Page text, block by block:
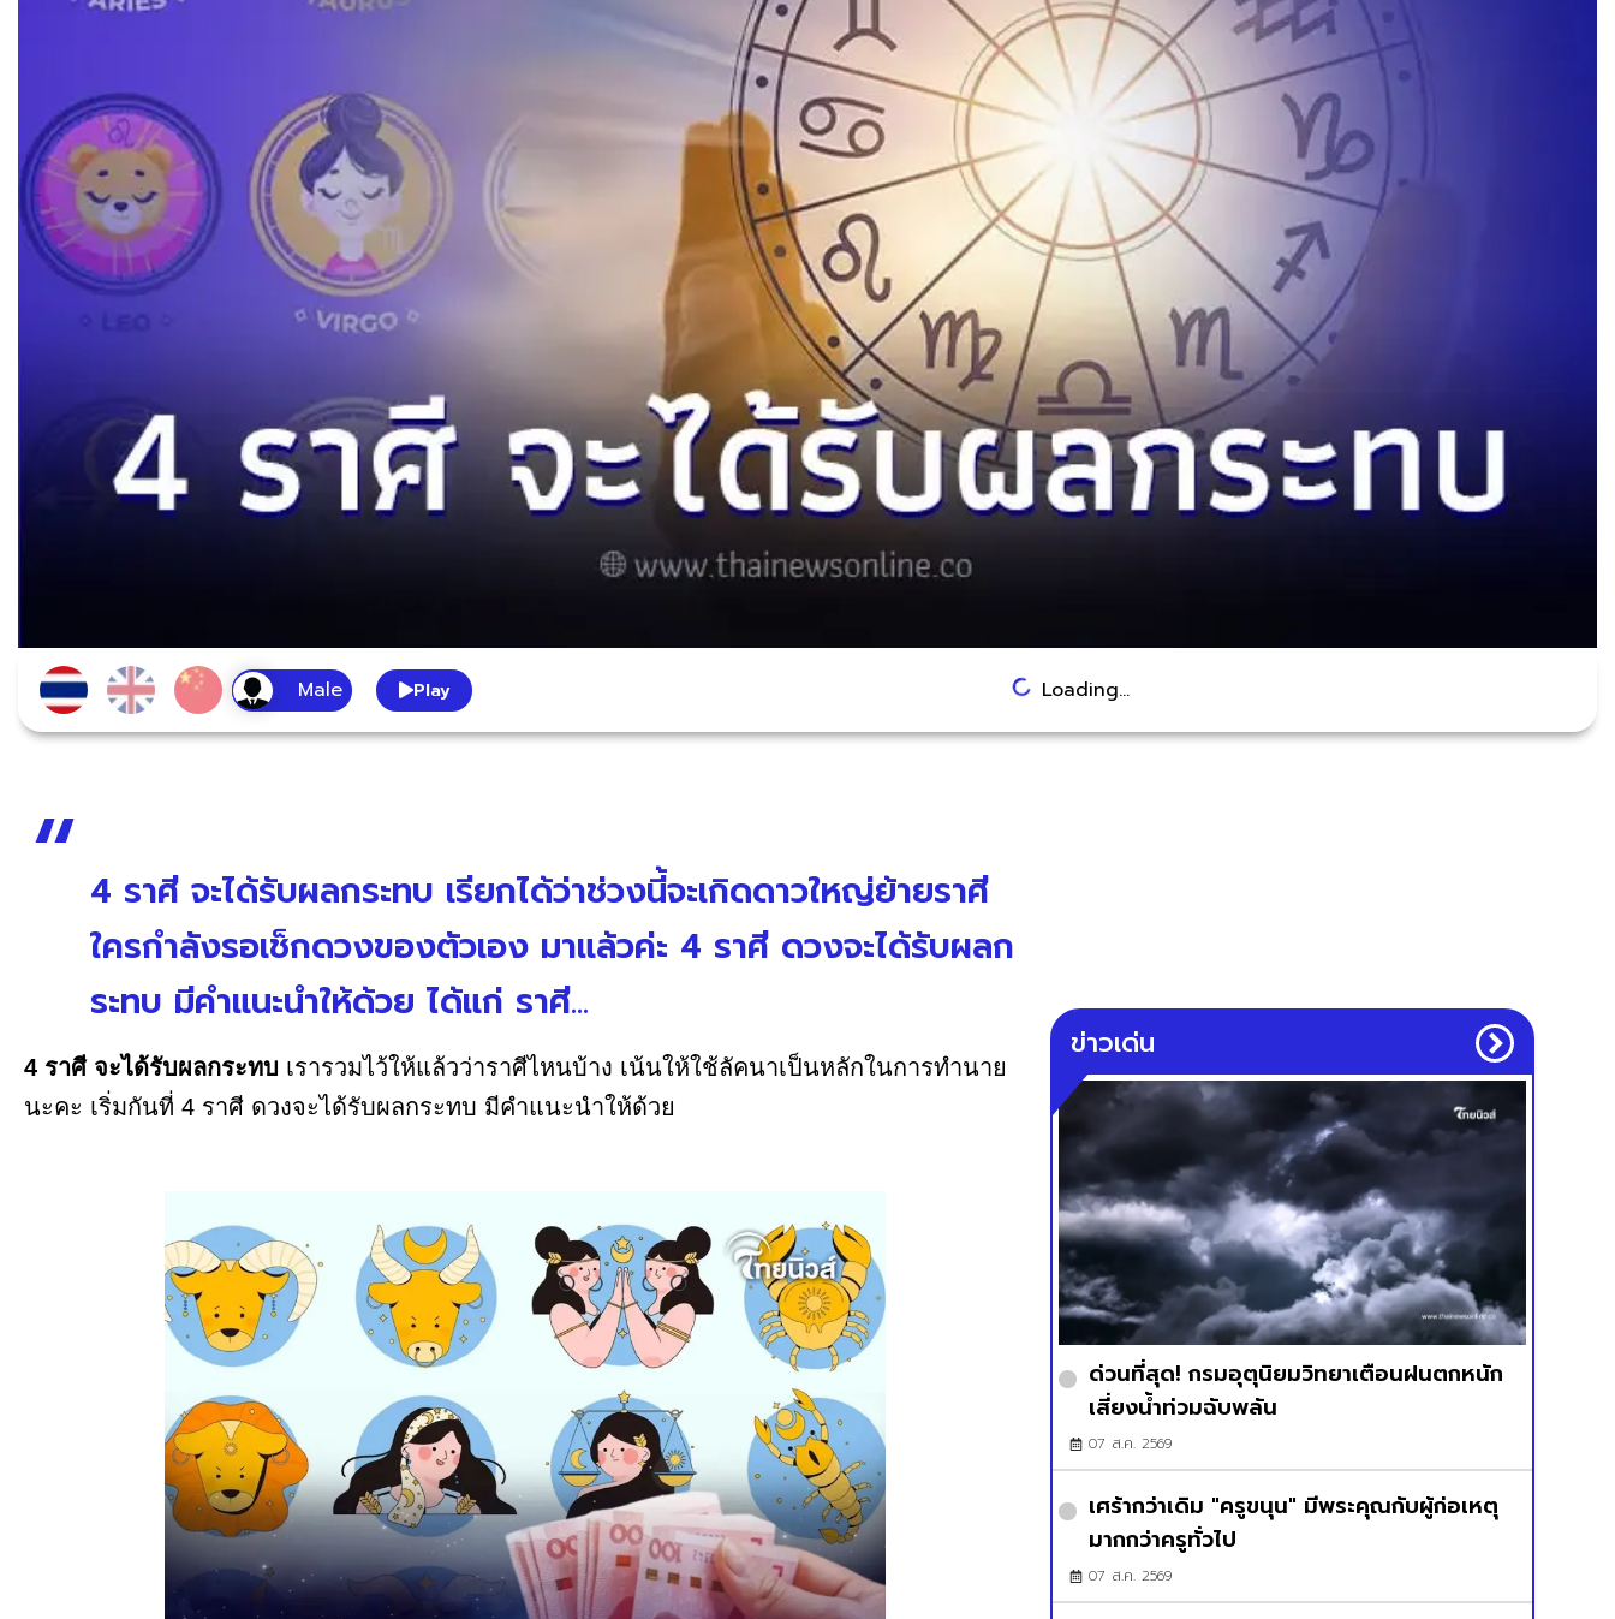
Play Loading...
4 ราศี จะได้รับผลกระทบ เรียกได้ว่าช่วงนี้จะเกิดดาวใหญ่ย้ายราศี
ใครกำลังรอเช็กดวงของตัวเอง มาแล้วค่ะ 4 ราศี ดวงจะได้รับผลก
ระทบ มีคำแนะนำให้ด้วย ได้แก่ ราศี...
4 ราศี จะได้รับผลกระทบ เรารวมไว้ให้แล้วว่าราศีไหนบ้าง เน้นให้ใช้ลัคนาเป็นหลักในการทำนาย
นะคะ เริ่มกันที่ 4 ราศี ดวงจะได้รับผลกระทบ มีคำแนะนำให้ด้วย
ข่าวเด่น
ด่วนที่สุด! กรมอุตุนิยมวิทยาเตือนฝนตกหนัก
เสี่ยงน้ำท่วมฉับพลัน
07 ส.ค. 2569
เศร้ากว่าเดิม "ครูขนุน" มีพระคุณกับผู้ก่อเหตุ
มากกว่าครูทั่วไป
07 ส.ค. 2569